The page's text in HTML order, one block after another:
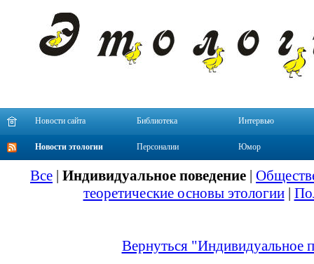
Новости сайта Библиотека Интервью
Новости этологии Персоналии Юмор
Все | Индивидуальное поведение |
теоретические основы этологии|
Вернуться "Индивидуальное